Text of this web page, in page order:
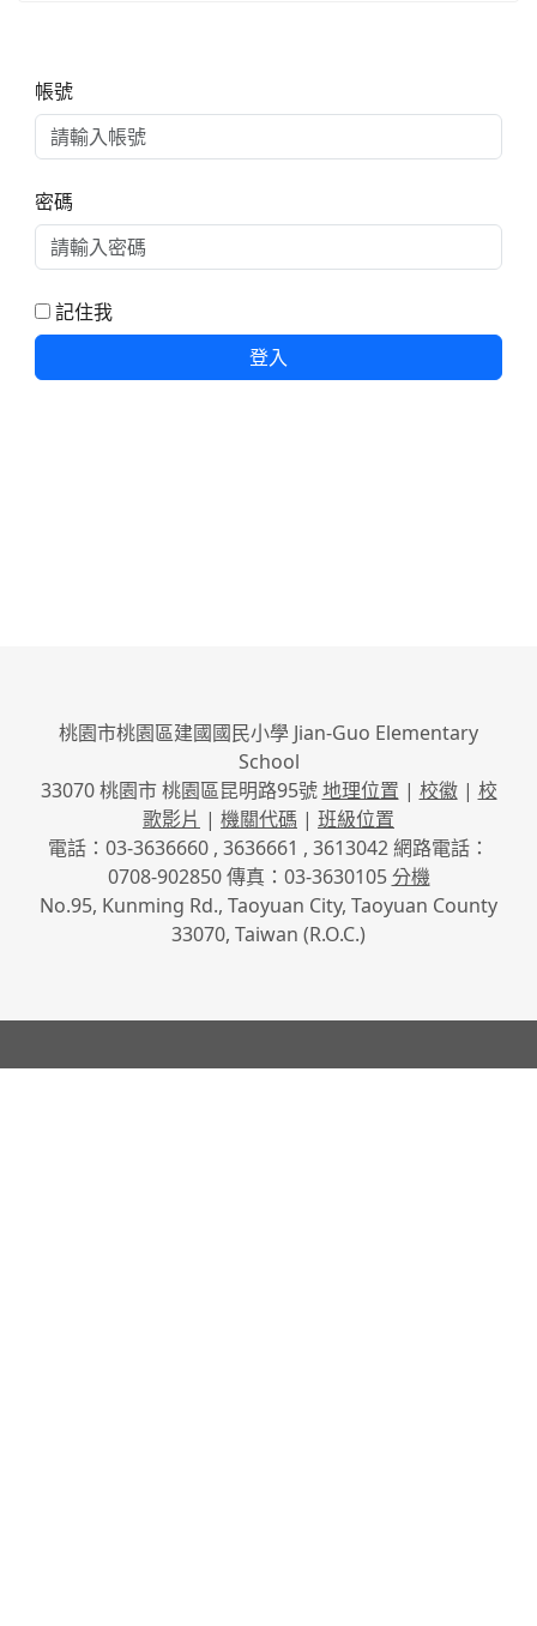
帳號
密碼
記住我
登入
桃園市桃園區建國國民小學 Jian-Guo Elementary
School
33070 桃園市 桃園區昆明路95號地理位置 | 校徽| 校
歌影片 | 機關代碼 | 班級位置
電話：03-3636660 , 3636661 , 3613042 網路電話：
0708-902850 傳真：03-3630105分機
No.95, Kunming Rd., Taoyuan City, Taoyuan County
33070, Taiwan (R.O.C.)